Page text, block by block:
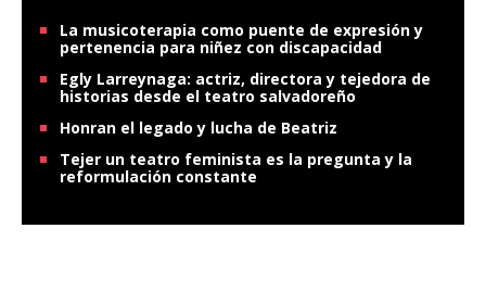
La musicoterapia como puente de expresión y
pertenencia para niñez con discapacidad
Egly Larreynaga: actriz, directora y tejedora de
historias desde el teatro salvadoreño
Honran el legado y lucha de Beatriz
Tejer un teatro feminista es la pregunta y la
reformulación constante